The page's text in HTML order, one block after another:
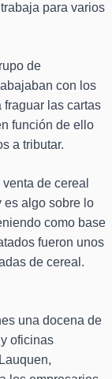
para varios
de
con los
fraguar las cartas
función de ello
a tributar.
de cereal
es algo sobre lo
como base
fueron unos
de cereal.
una docena de
oficinas